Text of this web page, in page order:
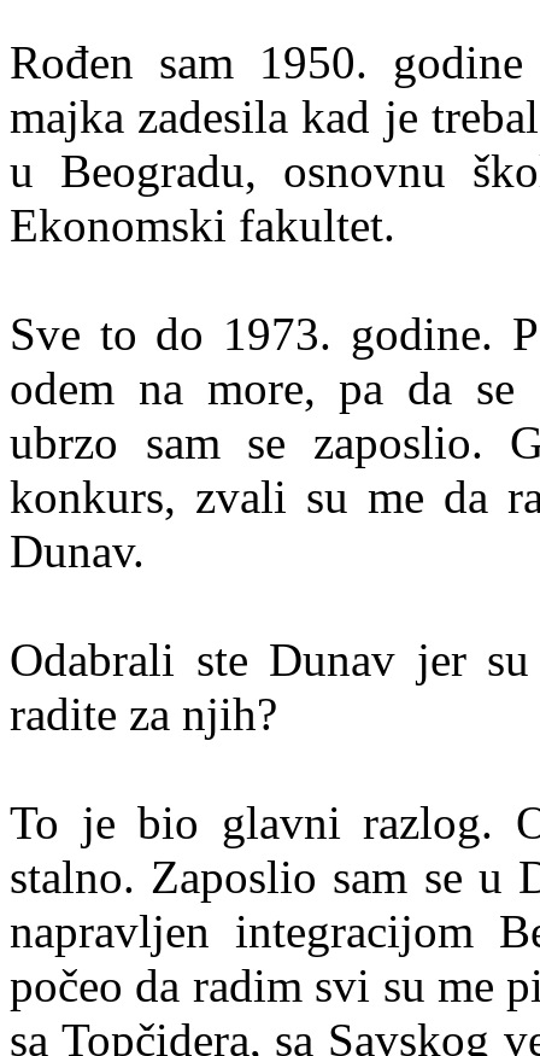
Rođen sam 1950.
majka zadesila kad je
u Beogradu, osnovnu
Ekonomski fakultet.
Sve to do 1973. godine.
odem na more, pa da se
ubrzo sam se zaposlio.
konkurs, zvali su me da
Dunav.
Odabrali ste Dunav jer
radite za njih?
To je bio glavni razlog.
stalno. Zaposlio sam se u
napravljen integracijom
počeo da radim svi su me
sa Topčidera, sa Savskog